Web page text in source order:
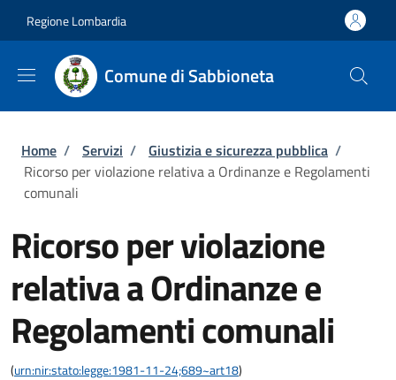
Regione Lombardia
Comune di Sabbioneta
Briciole di pane
Home / Servizi / Giustizia e sicurezza pubblica /
Ricorso per violazione relativa a Ordinanze e Regolamenti
comunali
Ricorso per violazione
relativa a Ordinanze e
Regolamenti comunali
(urn:nir:stato:legge:1981-11-24;689~art18)